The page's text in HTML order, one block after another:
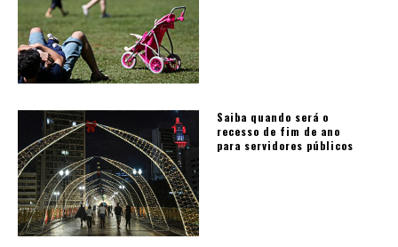
Saiba quando será o
recesso de fim de ano
para servidores públicos